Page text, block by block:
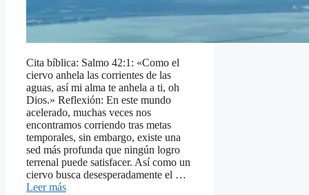
Cita bíblica: Salmo 42:1: «Como el
ciervo anhela las corrientes de las
aguas, así mi alma te anhela a ti, oh
Dios.» Reflexión: En este mundo
acelerado, muchas veces nos
encontramos corriendo tras metas
temporales, sin embargo, existe una
sed más profunda que ningún logro
terrenal puede satisfacer. Así como un
ciervo busca desesperadamente el …
Leer más